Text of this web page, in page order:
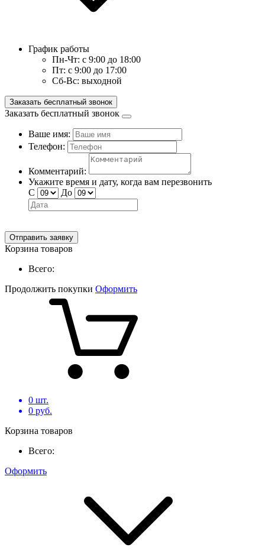
График работы
Пн-Чт: с 9:00 до 18:00
Пт: с 9:00 до 17:00
Сб-Вс: выходной
Заказать бесплатный звонок
Заказать бесплатный звонок
Ваше имя:
Телефон:
Комментарий:
Укажите время и дату, когда вам перезвонить
С
До
Отправить заявку
Корзина товаров
Всего:
Продолжить покупки Оформить
0 шт.
0 руб.
Корзина товаров
Всего:
Оформить